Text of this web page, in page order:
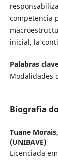
competencia
inicial, la
Palabras
Modalidades
Biografia
Tuane Morais,
(UNIBAVE)
Licenciada